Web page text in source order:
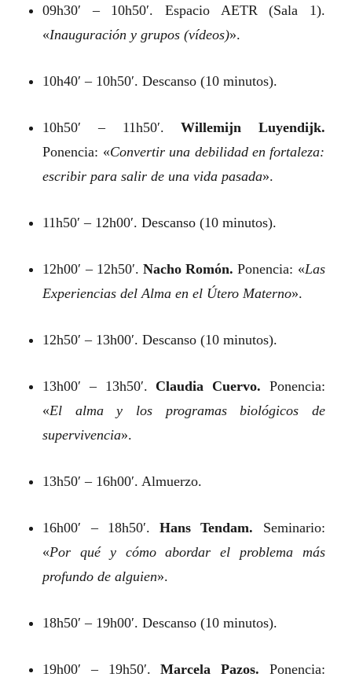
09h30′ – 10h50′. Espacio AETR (Sala 1).
«Inauguración y grupos (vídeos)».
10h40′ – 10h50′. Descanso (10 minutos).
10h50′ – 11h50′.Willemijn Luyendijk.
Ponencia: «Convertir una debilidad en fortaleza:
escribir para salir de una vida pasada».
11h50′ – 12h00′. Descanso (10 minutos).
12h00′ – 12h50′. Nacho Romón. Ponencia: «Las
Experiencias del Alma en el Útero Materno».
12h50′ – 13h00′. Descanso (10 minutos).
13h00′ – 13h50′. Claudia Cuervo. Ponencia:
«El alma y los programas biológicos de
supervivencia».
13h50′ – 16h00′. Almuerzo.
16h00′ – 18h50′.Hans Tendam. Seminario:
«Por qué y cómo abordar el problema más
profundo de alguien».
18h50′ – 19h00′. Descanso (10 minutos).
19h00′ – 19h50′.Marcela Pazos. Ponencia: